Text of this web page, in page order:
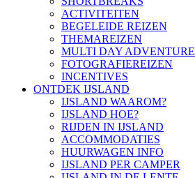
ACTIVITEITEN
BEGELEIDE REIZEN
THEMAREIZEN
MULTI DAY ADVENTURE
FOTOGRAFIEREIZEN
INCENTIVES
ONTDEK IJSLAND
IJSLAND WAAROM?
IJSLAND HOE?
RIJDEN IN IJSLAND
ACCOMMODATIES
HUURWAGEN INFO
IJSLAND PER CAMPER